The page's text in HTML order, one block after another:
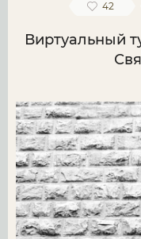
42
Виртуальный